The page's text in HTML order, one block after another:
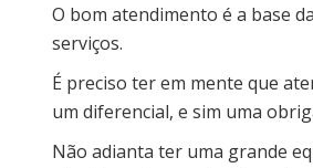
O bom atendimento é a base
serviços.
É preciso ter em mente que
um diferencial, e sim uma
Não adianta ter uma grande